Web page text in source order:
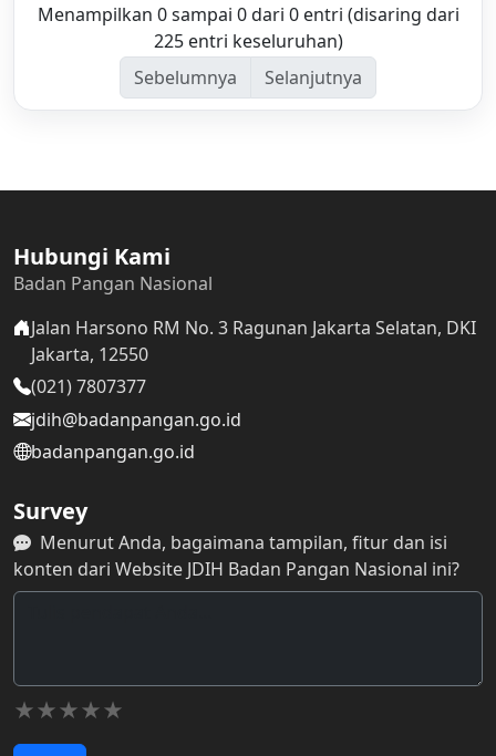
Menampilkan 0 sampai 0 dari 0 entri (disaring dari
225 entri keseluruhan)
Sebelumnya
Selanjutnya
Hubungi Kami
Badan Pangan Nasional
Jalan Harsono RM No. 3 Ragunan Jakarta Selatan, DKI
Jakarta, 12550
(021) 7807377
jdih@badanpangan.go.id
badanpangan.go.id
Survey
Menurut Anda, bagaimana tampilan, fitur dan isi
konten dari Website JDIH Badan Pangan Nasional ini?